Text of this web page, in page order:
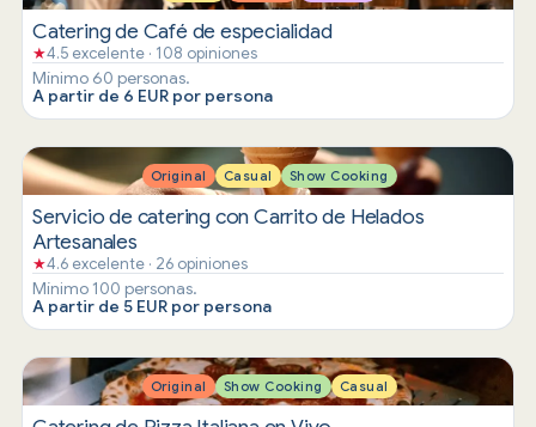
Catering de Café de especialidad
★4.5 excelente · 108 opiniones
Mínimo 60 personas.
A partir de 6 EUR por persona
Original Casual Show Cooking
Servicio de catering con Carrito de Helados
Artesanales
★4.6 excelente · 26 opiniones
Mínimo 100 personas.
A partir de 5 EUR por persona
Original Show Cooking Casual